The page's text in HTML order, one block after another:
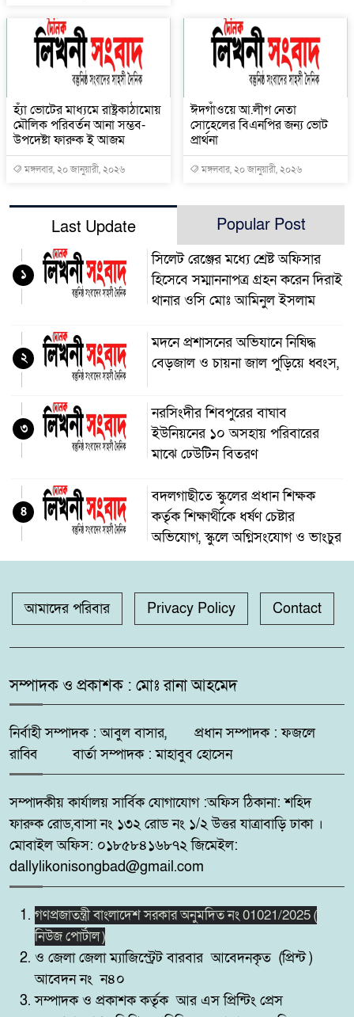
হ্যাঁ ভোটের মাধ্যমে রাষ্ট্রকাঠামোয়
মৌলিক পরিবর্তন আনা সম্ভব-
উপদেষ্টা ফারুক ই আজম
মঙ্গলবার, ২০ জানুয়ারী, ২০২৬
ঈদগাঁওয়ে আ.লীগ নেতা
সোহেলের বিএনপির জন্য ভোট
প্রার্থনা
মঙ্গলবার, ২০ জানুয়ারী, ২০২৬
Last Update Popular Post
সিলেট রেঞ্জের মধ্যে শ্রেষ্ট অফিসার
হিসেবে সম্মাননাপত্র গ্রহন করেন দিরাই
থানার ওসি মোঃ আমিনুল ইসলাম
১
মদনে প্রশাসনের অভিযানে নিষিদ্ধ
বেড়জাল ও চায়না জাল পুড়িয়ে ধ্বংস,
২
নরসিংদীর শিবপুরের বাঘাব
ইউনিয়নের ১০ অসহায় পরিবারের
মাঝে ঢেউটিন বিতরণ
৩
বদলগাছীতে স্কুলের প্রধান শিক্ষক
কর্তৃক শিক্ষার্থীকে ধর্ষণ চেষ্টার
অভিযোগ, স্কুলে অগ্নিসংযোগ ও ভাংচুর
৪
মাধ্যমিক বিদ্যালয়ের ভরপ্রাপ্ত প্রধান
শিক্ষক শাহনাজ পারভীনের বিরুদ্ধে
৫
মহেশপুরে ১৫০ পিস ইয়াবাসহ মাদক
কারবারি আটক, ভ্রাম্যমাণ আদালতে
দুইজনের কারাদণ্ড
সুন্দরবন উপকূলে মেটবে তৃষ্ণা:
পানির প্ল্যান্ট
কোটচাঁদপুরে চাঞ্চল্যকর চোরচক্রের ৪
সদস্য গ্রেপ্তার,উদ্ধার ২টি মোবাইল।
৮
পুটিজানায় মাদকবিরোধী মোবাইল
কারাদণ্ড।
সাতক্ষীরার কলারোয়ায় র‍্যাবের
আমাদের পরিবার Privacy Policy Contact
সম্পাদক ও প্রকাশক : মোঃ রানা আহমেদ
নির্বাহী সম্পাদক : আবুল বাসার, প্রধান সম্পাদক : ফজলে
রাব্বি বার্তা সম্পাদক : মাহাবুব হোসেন
সম্পাদকীয় কার্যালয় সার্বিক যোগাযোগ :অফিস ঠিকানা: শহিদ
ফারুক রোড,বাসা নং ১৩২ রোড নং ১/২ উত্তর যাত্রাবাড়ি ঢাকা ।
মোবাইল অফিস: ০১৮৫৮৪১৬৮৭২ জিমেইল:
dallylikonisongbad@gmail.com
গণপ্রজাতন্ত্রী বাংলাদেশ সরকার অনুমদিত নং 01021/2025 (
নিউজ পোর্টাল )
ও জেলা জেলা ম্যাজিস্ট্রেট বারবার আবেদনকৃত (প্রিন্ট )
আবেদন নং ন৪০
সম্পাদক ও প্রকাশক কর্তৃক আর এস প্রিন্টিং প্রেস